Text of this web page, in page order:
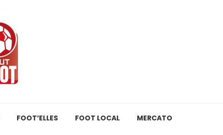
FOOT’ELLES FOOT LOCAL MERCATO